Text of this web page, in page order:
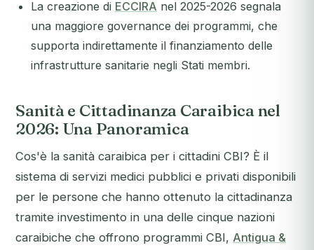
La creazione di ECCIRA nel 2025-2026 segnala
una maggiore governance dei programmi, che
supporta indirettamente il finanziamento delle
infrastrutture sanitarie negli Stati membri.
Sanità e Cittadinanza Caraibica nel
2026: Una Panoramica
Cos'è la sanità caraibica per i cittadini CBI? È il
sistema di servizi medici pubblici e privati disponibili
per le persone che hanno ottenuto la cittadinanza
tramite investimento in una delle cinque nazioni
caraibiche che offrono programmi CBI, Antigua &